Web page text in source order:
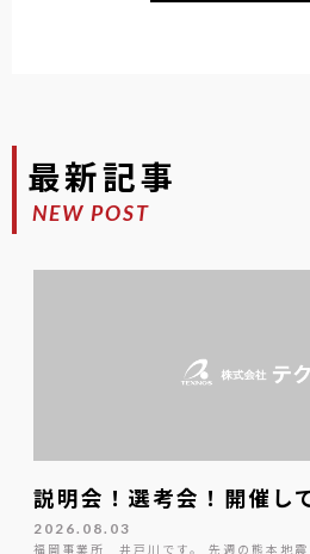
最新記事
NEW POST
説明会！選考会！開催し
2026.08.03
福岡事業所 井戸川です。 先週の熊本地震